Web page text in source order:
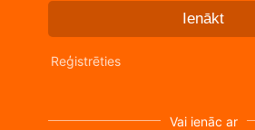
Ienākt
Reģistrēties
Vai ienāc ar